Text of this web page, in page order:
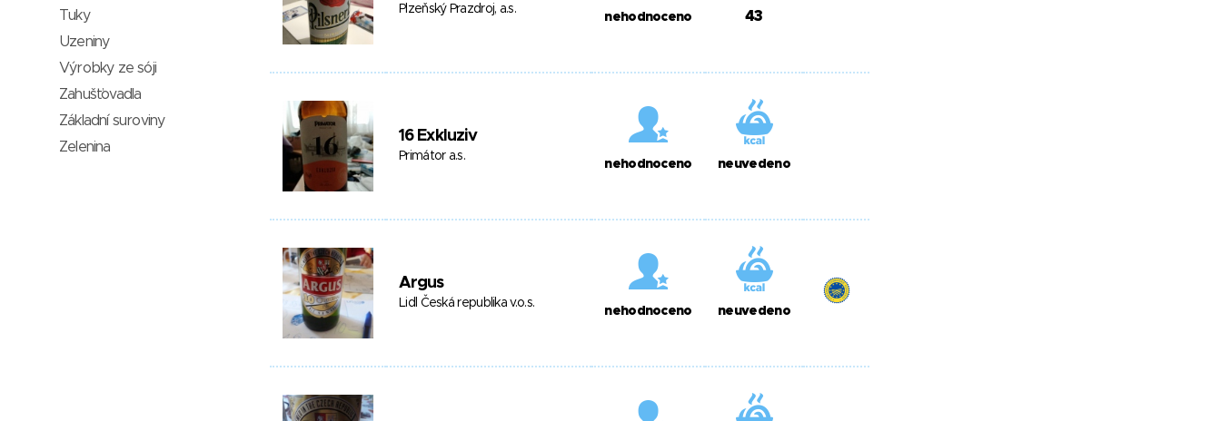
Plzeňský Prazdroj, a.s.
nehodnoceno 43
16 Exkluziv
Primátor a.s.
nehodnoceno neuvedeno
Argus
Lidl Česká republika v.o.s.
nehodnoceno neuvedeno
Tuky
Uzeniny
Výrobky ze sóji
Zahušťovadla
Základní suroviny
Zelenina